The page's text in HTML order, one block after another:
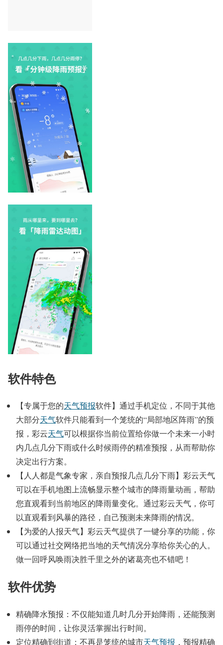
软件特色
【专属于您的天气预报软件】通过手机定位，不同于其他
大部分天气软件只能看到一个笼统的“局部地区阵雨”的预
报，彩云天气可以根据你当前位置给你做一个未来一小时
内几点几分下雨或什么时候雨停的精准预报，从而帮助你
决定出行方案。
【人人都是气象专家，亲自预报几点几分下雨】彩云天气
可以在手机地图上流畅显示整个城市的降雨量动画，帮助
您直观看到当前地区的降雨量变化。通过彩云天气，你可
以直观看到风暴的路径，自己预测未来降雨的情况。
【为爱的人报天气】彩云天气提供了一键分享的功能，你
可以通过社交网络把当地的天气情况分享给你关心的人。
做一回呼风唤雨决胜千里之外的诸葛亮也不错吧！
软件优势
精确降水预报：不仅能知道几时几分开始降雨，还能预测
雨停的时间，让你灵活掌握出行时间。
定位精确到街道：不再是笼统的城市天气预报 ，预报精确